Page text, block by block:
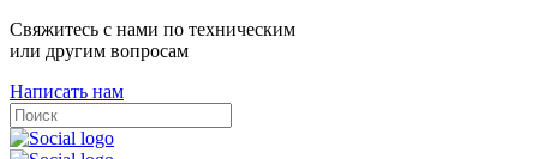
Свяжитесь с нами по техническим
или другим вопросам
Написать нам